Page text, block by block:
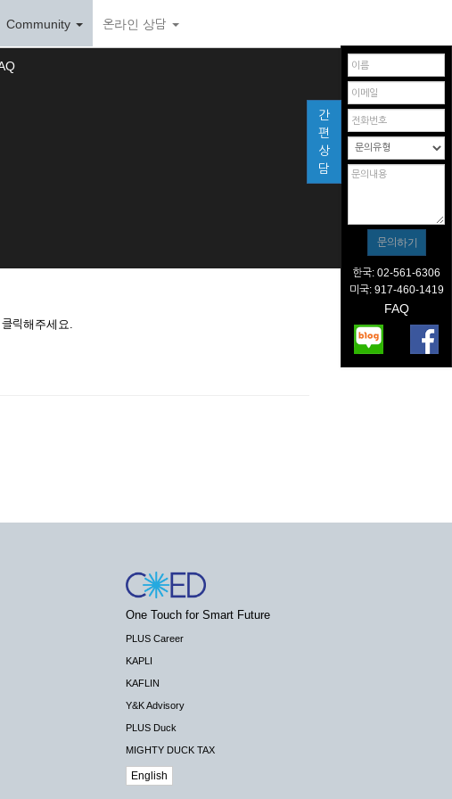
Community 온라인 상담
릭해주세요.
간
편
상
담
한국: 02-561-6306
미국: 917-460-1419
FAQ
One Touch for Smart Future
PLUS Career
KAPLI
KAFLIN
Y&K Advisory
PLUS Duck
MIGHTY DUCK TAX
English